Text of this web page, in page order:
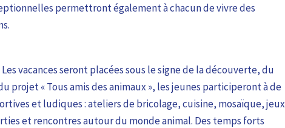
permettront également à chacun de vivre des
vacances seront placées sous le signe de la découverte, du
projet « Tous amis des animaux », les jeunes participeront à de
et ludiques : ateliers de bricolage, cuisine, mosaïque, jeux
et rencontres autour du monde animal. Des temps forts